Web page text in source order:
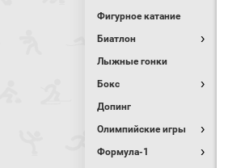
Фигурное катание
Биатлон
Лыжные гонки
Бокс
Допинг
Олимпийские игры
Формула-1